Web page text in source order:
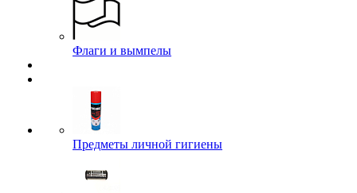
Флаги и вымпелы
Предметы личной гигиены